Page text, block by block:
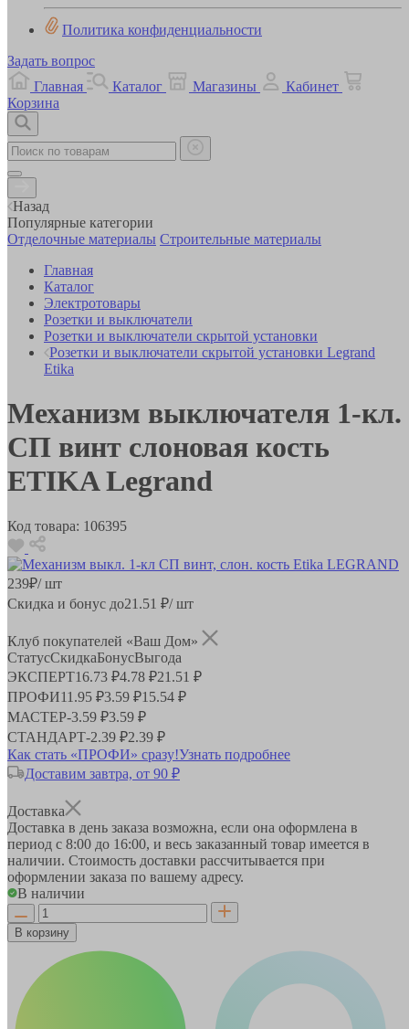
Политика конфиденциальности
Задать вопрос
Главная
Каталог Магазины
Кабинет
Корзина
Назад
Популярные категории
Отделочные материалы Строительные материалы
Главная
Каталог
Электротовары
Розетки и выключатели
Розетки и выключатели скрытой установки
Розетки и выключатели скрытой установки Legrand
Etika
Механизм выключателя 1-кл.
СП винт слоновая кость
ETIKA Legrand
Код товара: 106395
239₽/ шт
Скидка и бонус до21.51 ₽/ шт
Клуб покупателей «Ваш Дом»
СтатусСкидкаБонусВыгода
ЭКСПЕРТ16.73 ₽4.78 ₽21.51 ₽
ПРОФИ11.95 ₽3.59 ₽15.54 ₽
МАСТЕР-3.59 ₽3.59 ₽
СТАНДАРТ-2.39 ₽2.39 ₽
Как стать «ПРОФИ» сразу!Узнать подробнее
Доставим завтра, от 90 ₽
Доставка
Доставка в день заказа возможна, если она оформлена в
период с 8:00 до 16:00, и весь заказанный товар имеется в
наличии. Стоимость доставки рассчитывается при
оформлении заказа по вашему адресу.
В наличии
В корзину